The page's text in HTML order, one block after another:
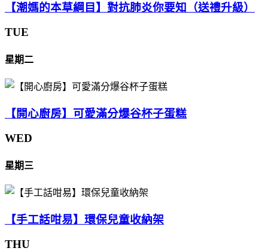
【潮媽的本草綱目】對抗肺炎你要知（送禮升級）
TUE
星期二
【開心廚房】可愛滿分爆谷杯子蛋糕
WED
星期三
【手工話咁易】環保兒童收納架
THU